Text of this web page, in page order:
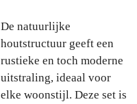
De natuurlijke
houtstructuur geeft een
rustieke en toch moderne
uitstraling, ideaal voor
elke woonstijl. Deze set is